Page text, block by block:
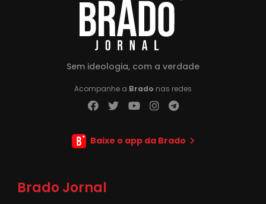
Sem ideologia, com a verdade
Acompanhe a Brado nas redes
Baixe o app da Brado
Brado Jornal